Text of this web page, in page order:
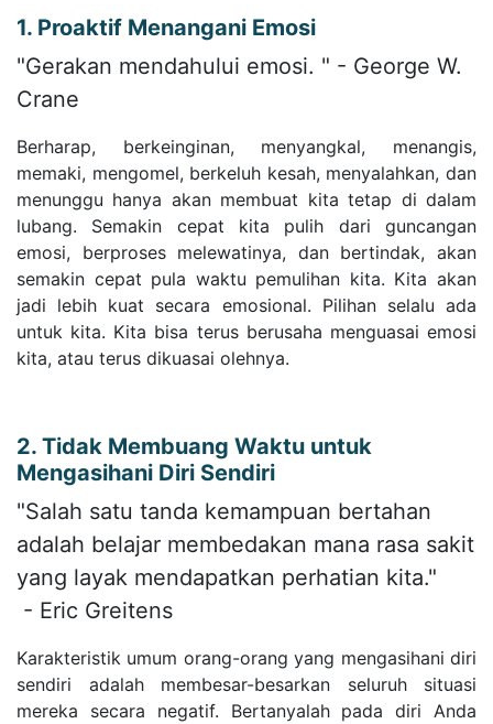
1. Proaktif Menangani Emosi
"Gerakan mendahului emosi. " - George W.
Crane
Berharap, berkeinginan, menyangkal, menangis,
memaki, mengomel, berkeluh kesah, menyalahkan, dan
menunggu hanya akan membuat kita tetap di dalam
lubang. Semakin cepat kita pulih dari guncangan
emosi, berproses melewatinya, dan bertindak, akan
semakin cepat pula waktu pemulihan kita. Kita akan
jadi lebih kuat secara emosional. Pilihan selalu ada
untuk kita. Kita bisa terus berusaha menguasai emosi
kita, atau terus dikuasai olehnya.
2. Tidak Membuang Waktu untuk
Mengasihani Diri Sendiri
"Salah satu tanda kemampuan bertahan
adalah belajar membedakan mana rasa sakit
yang layak mendapatkan perhatian kita."
- Eric Greitens
Karakteristik umum orang-orang yang mengasihani diri
sendiri adalah membesar-besarkan seluruh situasi
mereka secara negatif. Bertanyalah pada diri Anda